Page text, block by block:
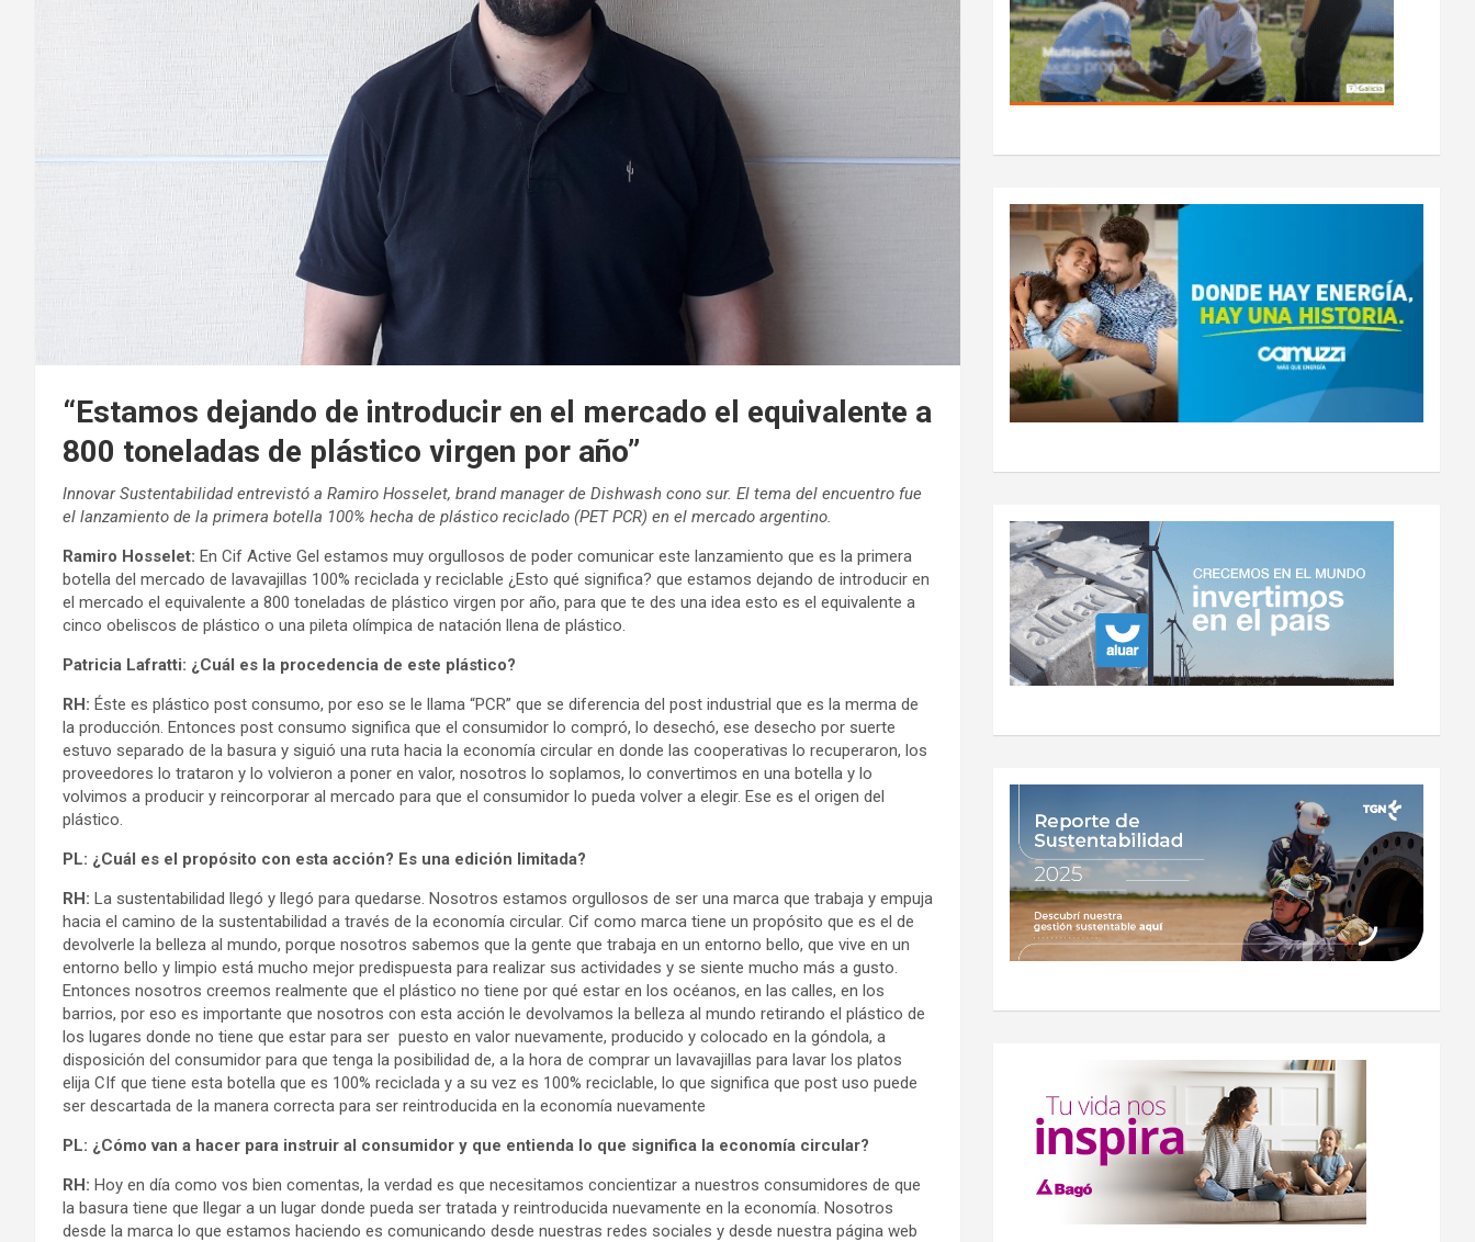
“Estamos dejando de introducir en el mercado el equivalente a
800 toneladas de plástico virgen por año”
Innovar Sustentabilidad entrevistó a Ramiro Hosselet, brand manager de Dishwash cono sur. El tema del encuentro fue
el lanzamiento de la primera botella 100% hecha de plástico reciclado (PET PCR) en el mercado argentino.
Ramiro Hosselet: En Cif Active Gel estamos muy orgullosos de poder comunicar este lanzamiento que es la primera
botella del mercado de lavavajillas 100% reciclada y reciclable ¿Esto qué significa? que estamos dejando de introducir en
el mercado el equivalente a 800 toneladas de plástico virgen por año, para que te des una idea esto es el equivalente a
cinco obeliscos de plástico o una pileta olímpica de natación llena de plástico.
Patricia Lafratti: ¿Cuál es la procedencia de este plástico?
RH: Éste es plástico post consumo, por eso se le llama “PCR” que se diferencia del post industrial que es la merma de
la producción. Entonces post consumo significa que el consumidor lo compró, lo desechó, ese desecho por suerte
estuvo separado de la basura y siguió una ruta hacia la economía circular en donde las cooperativas lo recuperaron, los
proveedores lo trataron y lo volvieron a poner en valor, nosotros lo soplamos, lo convertimos en una botella y lo
volvimos a producir y reincorporar al mercado para que el consumidor lo pueda volver a elegir. Ese es el origen del
plástico.
PL: ¿Cuál es el propósito con esta acción? Es una edición limitada?
RH: La sustentabilidad llegó y llegó para quedarse. Nosotros estamos orgullosos de ser una marca que trabaja y empuja
hacia el camino de la sustentabilidad a través de la economía circular. Cif como marca tiene un propósito que es el de
devolverle la belleza al mundo, porque nosotros sabemos que la gente que trabaja en un entorno bello, que vive en un
entorno bello y limpio está mucho mejor predispuesta para realizar sus actividades y se siente mucho más a gusto.
Entonces nosotros creemos realmente que el plástico no tiene por qué estar en los océanos, en las calles, en los
barrios, por eso es importante que nosotros con esta acción le devolvamos la belleza al mundo retirando el plástico de
los lugares donde no tiene que estar para ser puesto en valor nuevamente, producido y colocado en la góndola, a
disposición del consumidor para que tenga la posibilidad de, a la hora de comprar un lavavajillas para lavar los platos
elija CIf que tiene esta botella que es 100% reciclada y a su vez es 100% reciclable, lo que significa que post uso puede
ser descartada de la manera correcta para ser reintroducida en la economía nuevamente
PL: ¿Cómo van a hacer para instruir al consumidor y que entienda lo que significa la economía circular?
RH: Hoy en día como vos bien comentas, la verdad es que necesitamos concientizar a nuestros consumidores de que
la basura tiene que llegar a un lugar donde pueda ser tratada y reintroducida nuevamente en la economía. Nosotros
desde la marca lo que estamos haciendo es comunicando desde nuestras redes sociales y desde nuestra página web